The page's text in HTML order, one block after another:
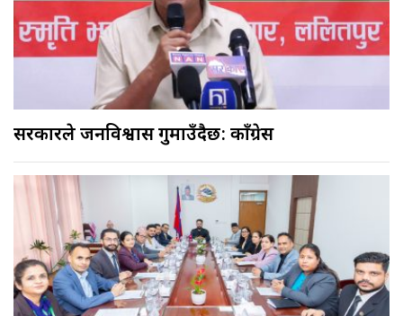
सरकारले जनविश्वास गुमाउँदैछ: काँग्रेस